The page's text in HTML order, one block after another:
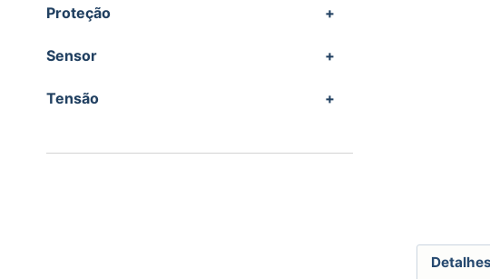
Detalhes
Proteção +
Sensor +
Tensão +